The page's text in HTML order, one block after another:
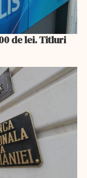
de lei. Titluri